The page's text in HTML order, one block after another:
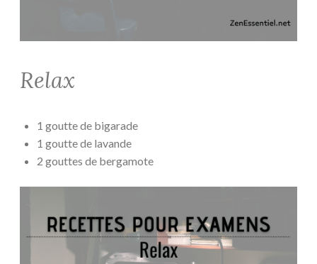
Relax
1 goutte de bigarade
1 goutte de lavande
2 gouttes de bergamote